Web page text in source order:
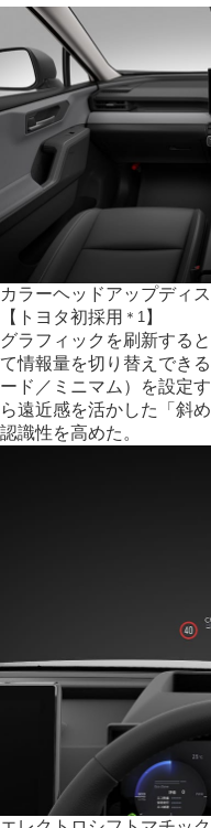
カラーヘッドアップディ
【トヨタ初採用 ＊1 】
グラフィックを刷新する
て情報量を切り替えでき
ード／ミニマム）を設定
ら遠近感を活かした「斜
認識性を高めた。